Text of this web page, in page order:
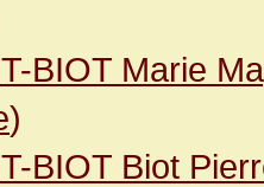
BIOT Marie
)
BIOT Biot